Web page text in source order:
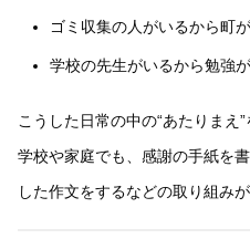
ゴミ収集の人がいるから町
学校の先生がいるから勉強
こうした日常の中の“あたりまえ
学校や家庭でも、感謝の手紙を
した作文をするなどの取り組み